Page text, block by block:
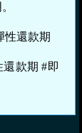
還款期
款期 #即